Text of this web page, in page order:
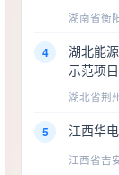
湖南省衡
4
湖北能
示范项目
湖北省荆
5 江西华
江西省吉